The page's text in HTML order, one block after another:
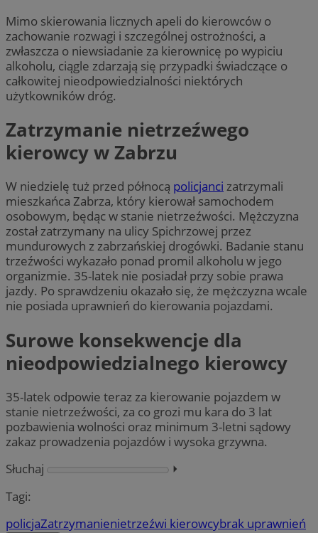
Mimo skierowania licznych apeli do kierowców o
zachowanie rozwagi i szczególnej ostrożności, a
zwłaszcza o niewsiadanie za kierownicę po wypiciu
alkoholu, ciągle zdarzają się przypadki świadczące o
całkowitej nieodpowiedzialności niektórych
użytkowników dróg.
Zatrzymanie nietrzeźwego
kierowcy w Zabrzu
W niedzielę tuż przed północą policjanci zatrzymali
mieszkańca Zabrza, który kierował samochodem
osobowym, będąc w stanie nietrzeźwości. Mężczyzna
został zatrzymany na ulicy Spichrzowej przez
mundurowych z zabrzańskiej drogówki. Badanie stanu
trzeźwości wykazało ponad promil alkoholu w jego
organizmie. 35-latek nie posiadał przy sobie prawa
jazdy. Po sprawdzeniu okazało się, że mężczyzna wcale
nie posiada uprawnień do kierowania pojazdami.
Surowe konsekwencje dla
nieodpowiedzialnego kierowcy
35-latek odpowie teraz za kierowanie pojazdem w
stanie nietrzeźwości, za co grozi mu kara do 3 lat
pozbawienia wolności oraz minimum 3-letni sądowy
zakaz prowadzenia pojazdów i wysoka grzywna.
Słuchaj
⏵︎
Tagi:
policjaZatrzymanienietrzeźwi kierowcybrak uprawnień